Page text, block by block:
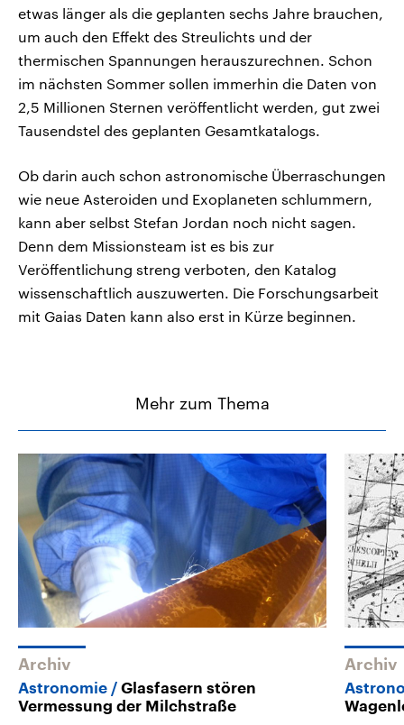
etwas länger als die geplanten sechs Jahre brauchen,
um auch den Effekt des Streulichts und der
thermischen Spannungen herauszurechnen. Schon
im nächsten Sommer sollen immerhin die Daten von
2,5 Millionen Sternen veröffentlicht werden, gut zwei
Tausendstel des geplanten Gesamtkatalogs.
Ob darin auch schon astronomische Überraschungen
wie neue Asteroiden und Exoplaneten schlummern,
kann aber selbst Stefan Jordan noch nicht sagen.
Denn dem Missionsteam ist es bis zur
Veröffentlichung streng verboten, den Katalog
wissenschaftlich auszuwerten. Die Forschungsarbeit
mit Gaias Daten kann also erst in Kürze beginnen.
Mehr zum Thema
Archiv
Astronomie
Glasfasern stören
Vermessung der Milchstraße
Archiv